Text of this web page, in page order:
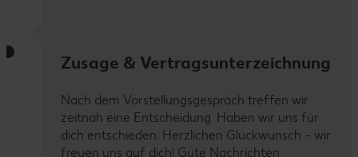
Zusage & Vertragsunterzeichnung
Nach dem Vorstellungsgespräch treffen wir
zeitnah eine Entscheidung. Haben wir uns für
dich entschieden: Herzlichen Glückwunsch – wir
freuen uns auf dich! Gute Nachrichten